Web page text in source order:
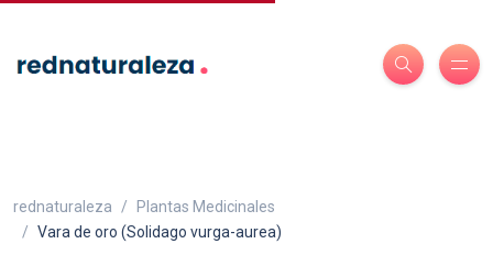
rednaturaleza
Plantas Medicinales
Vara de oro (Solidago vurga-aurea)